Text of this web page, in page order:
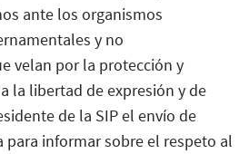
ante los organismos
y no
velan por la protección y
la libertad de expresión y de
de la SIP el envío de
para informar sobre el respeto al